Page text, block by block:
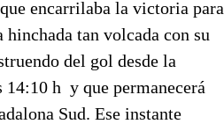
encarrilaba la victoria para
tan volcada con su
del gol desde la
h y que permanecerá
Sud. Ese instante